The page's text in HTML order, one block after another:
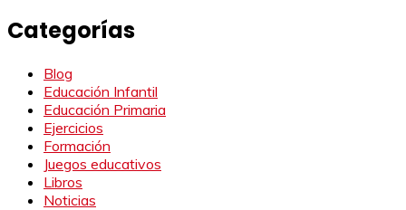
Categorías
Blog
Educación Infantil
Educación Primaria
Ejercicios
Formación
Juegos educativos
Libros
Noticias